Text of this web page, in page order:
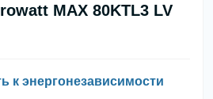
MAX 80KTL3 LV
к энергонезависимости